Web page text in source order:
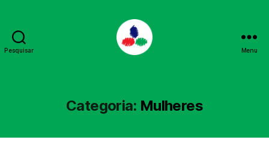
Pesquisar Menu
Categoria: Mulheres